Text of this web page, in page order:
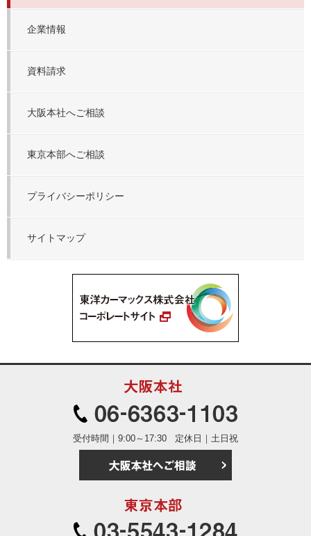
企業情報
資料請求
大阪本社へご相談
東京本部へご相談
プライバシーポリシー
サイトマップ
受付時間｜9:00～17:30 定休日｜土日祝